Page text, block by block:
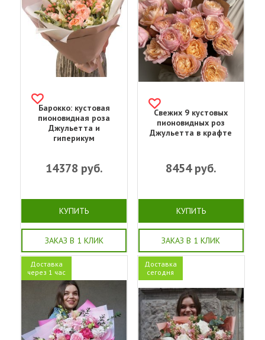
Барокко: кустовая
пионовидная роза
Джульетта и
гиперикум
14378 руб.
КУПИТЬ
ЗАКАЗ В 1 КЛИК
Свежих 9 кустовых
пионовидных роз
Джульетта в крафте
8454руб.
КУПИТЬ
ЗАКАЗ В 1 КЛИК
Доставка
через 1 час
Доставка
сегодня